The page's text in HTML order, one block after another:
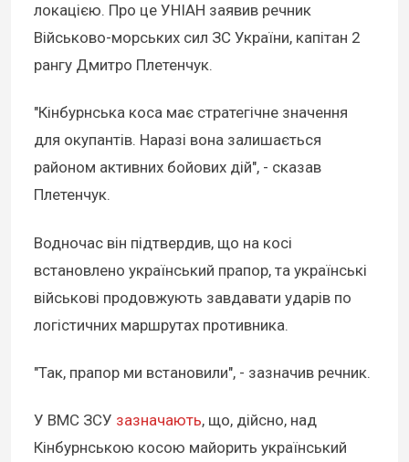
локацією. Про це УНІАН заявив речник
Військово-морських сил ЗС України, капітан 2
рангу Дмитро Плетенчук.
"Кінбурнська коса має стратегічне значення
для окупантів. Наразі вона залишається
районом активних бойових дій", - сказав
Плетенчук.
Водночас він підтвердив, що на косі
встановлено український прапор, та українські
військові продовжують завдавати ударів по
логістичних маршрутах противника.
"Так, прапор ми встановили", - зазначив речник.
У ВМС ЗСУ зазначають, що, дійсно, над
Кінбурнською косою майорить український